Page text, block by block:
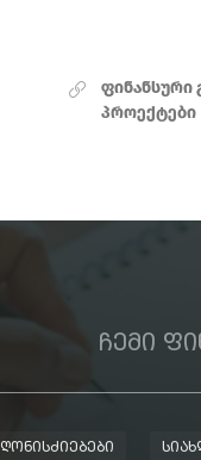
ფინანსური
პროექტები
ᲩᲔᲛᲘ
ᲦᲝᲜᲘᲡᲫᲘᲔᲑᲔᲑᲘ